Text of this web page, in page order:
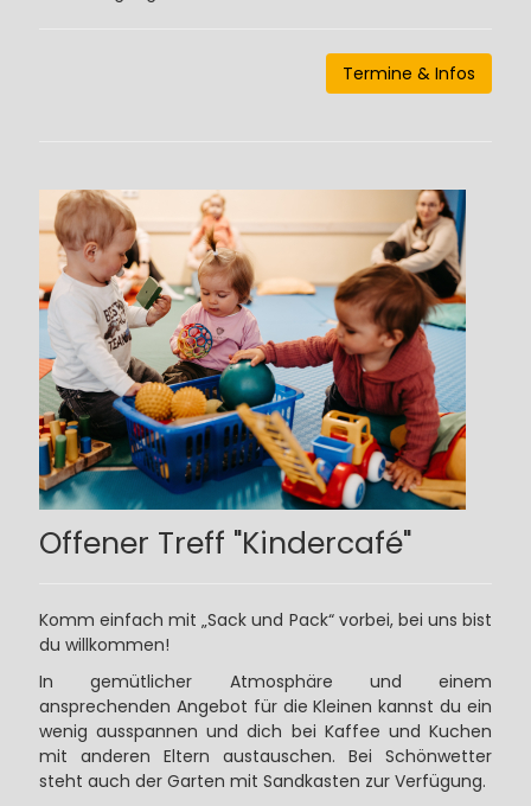
Termine & Infos
Offener Treff "Kindercafé"
Komm einfach mit „Sack und Pack“ vorbei, bei uns bist
du willkommen!
In gemütlicher Atmosphäre und einem
ansprechenden Angebot für die Kleinen kannst du ein
wenig ausspannen und dich bei Kaffee und Kuchen
mit anderen Eltern austauschen. Bei Schönwetter
steht auch der Garten mit Sandkasten zur Verfügung.